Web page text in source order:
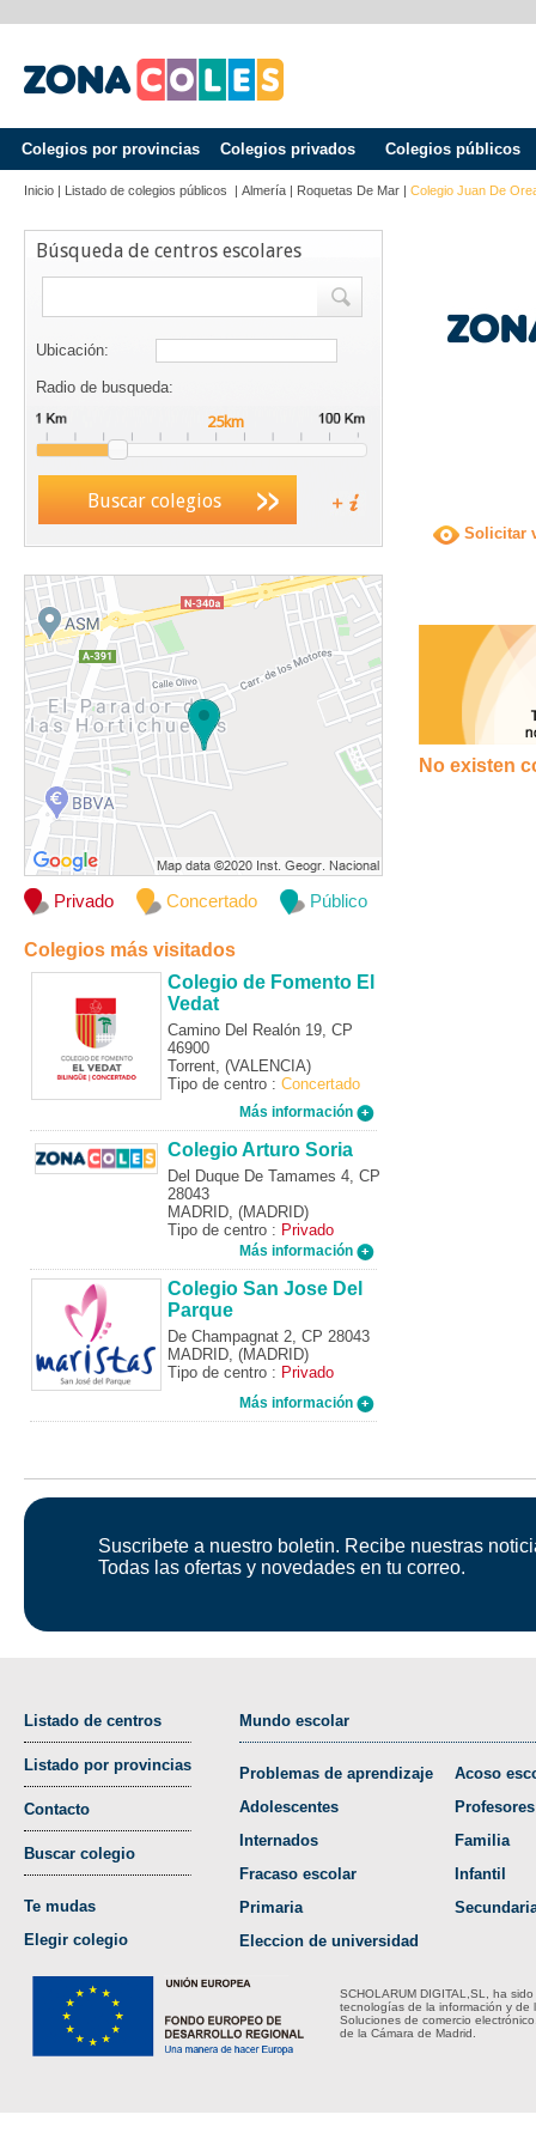
Colegios por provincias Colegios privados Colegios públicos
Inicio | Listado de colegios públicos | Almería | Roquetas De Mar | Colegio Juan De
Búsqueda de centros escolares
Ubicación:
Radio de busqueda:
Buscar colegios
Privado Concertado Público
Colegios más visitados
Colegio de Fomento El
Vedat
Camino Del Realón 19, CP
46900
Torrent, (VALENCIA)
Tipo de centro : Concertado
Más información
Colegio Arturo Soria
Del Duque De Tamames 4, CP
28043
MADRID, (MADRID)
Tipo de centro : Privado
Más información
Colegio San Jose Del
Parque
De Champagnat 2, CP 28043
MADRID, (MADRID)
Tipo de centro : Privado
Más información
Solicitar
No existen
Suscribete a nuestro boletin. Recibe nuestras
Todas las ofertas y novedades en tu correo.
Listado de centros
Listado por provincias
Contacto
Buscar colegio
Te mudas
Elegir colegio
Mundo escolar
Problemas de aprendizaje
Adolescentes
Internados
Fracaso escolar
Primaria
Eleccion de universidad
Acoso
Profesores
Familia
Infantil
SCHOLARUM DIGITAL,SL, ha
tecnologías de la información y de
Soluciones de comercio
de la Cámara de Madrid.